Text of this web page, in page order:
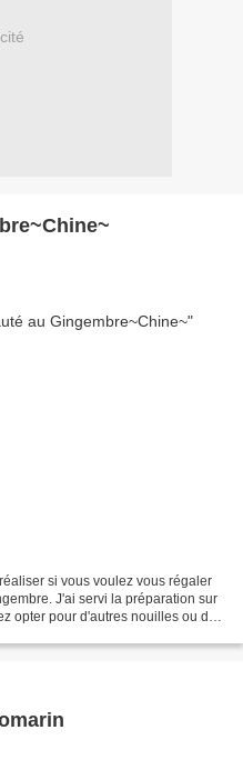
si vous voulez vous régaler
J'ai servi la préparation sur
opter pour d'autres nouilles ou du